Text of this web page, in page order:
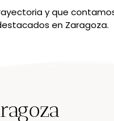
y que
en Zaragoza.